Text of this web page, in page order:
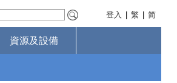
登入 繁 简
資源及設備